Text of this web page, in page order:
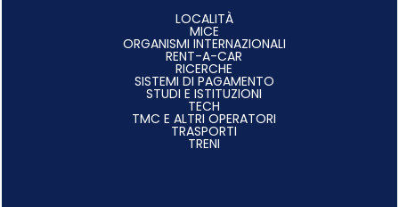
LOCALITÀ
MICE
ORGANISMI INTERNAZIONALI
RENT-A-CAR
RICERCHE
SISTEMI DI PAGAMENTO
STUDI E ISTITUZIONI
TECH
TMC E ALTRI OPERATORI
TRASPORTI
TRENI